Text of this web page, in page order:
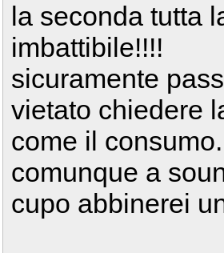
la seconda tutta
imbattibile!!!!
sicuramente
vietato chiedere
come il
comunque a
cupo abbinerei